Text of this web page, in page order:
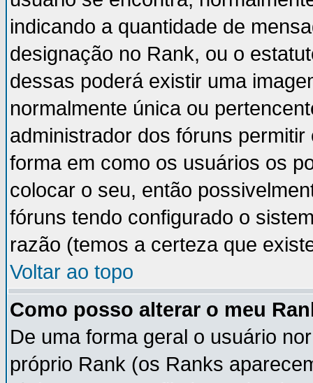
indicando a quantidade de
designação no Rank, ou o
dessas poderá existir uma
normalmente única ou
administrador dos fóruns
forma em como os usuários os
colocar o seu, então
fóruns tendo configurado o
razão (temos a certeza que
Voltar ao topo
Como posso alterar o meu
De uma forma geral o usuário
próprio Rank (os Ranks